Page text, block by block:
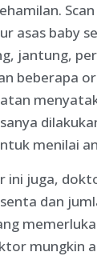
asas baby
jantung,
beberapa
menilai
ini juga,
dan
mungkin